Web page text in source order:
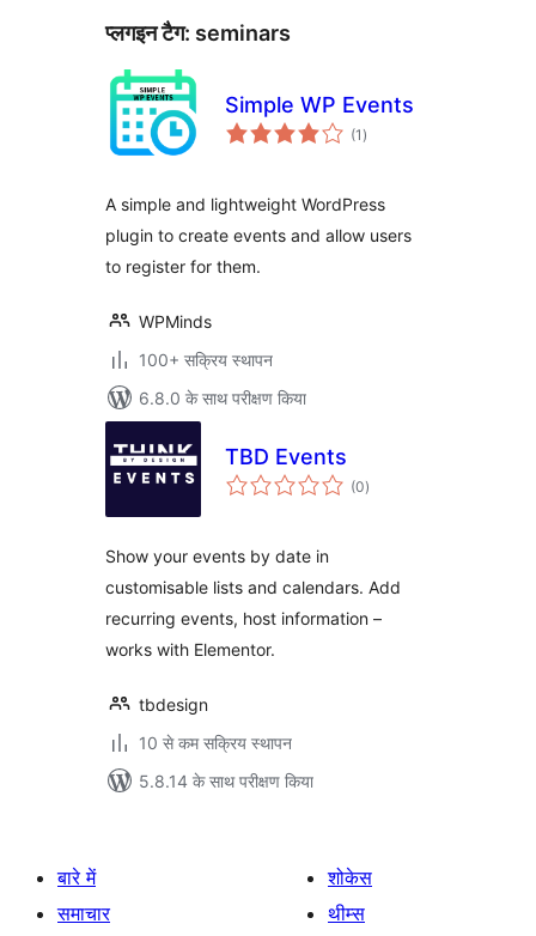
प्लगइन टैग: seminars
Simple WP Events
(1 कुल
दर)
A simple and lightweight WordPress
plugin to create events and allow users
to register for them.
WPMinds
100+ सक्रिय स्थापन
6.8.0 के साथ परीक्षण किया
TBD Events
(0कुल
दर)
Show your events by date in
customisable lists and calendars. Add
recurring events, host information –
works with Elementor.
tbdesign
10 से कम सक्रिय स्थापन
5.8.14 के साथ परीक्षण किया
बारे में
समाचार
शोकेस
थीम्स